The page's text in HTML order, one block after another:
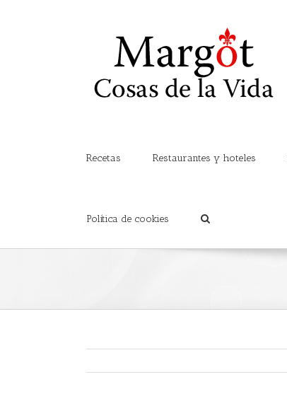
Recetas Restaurantes y hoteles
Política de cookies